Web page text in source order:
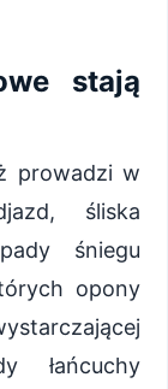
stają
prowadzi w
śliska
śniegu
opony
łańcuchy